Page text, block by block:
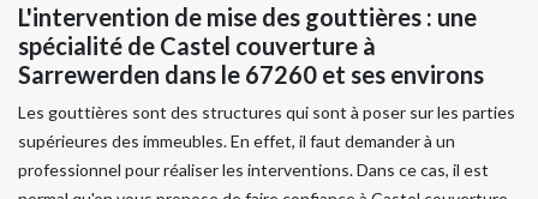
L'intervention de mise des gouttières : une
spécialité de Castel couverture à
Sarrewerden dans le 67260 et ses environs
Les gouttières sont des structures qui sont à poser sur les parties
supérieures des immeubles. En effet, il faut demander à un
professionnel pour réaliser les interventions. Dans ce cas, il est